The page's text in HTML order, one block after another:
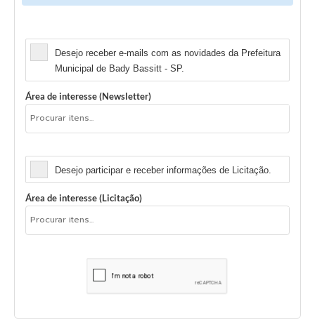
Desejo receber e-mails com as novidades da Prefeitura
Municipal de Bady Bassitt - SP.
Área de interesse (Newsletter)
Desejo participar e receber informações de Licitação.
Área de interesse (Licitação)